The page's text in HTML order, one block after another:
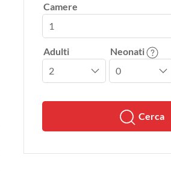
Camere
Adulti Neonati
Cerca